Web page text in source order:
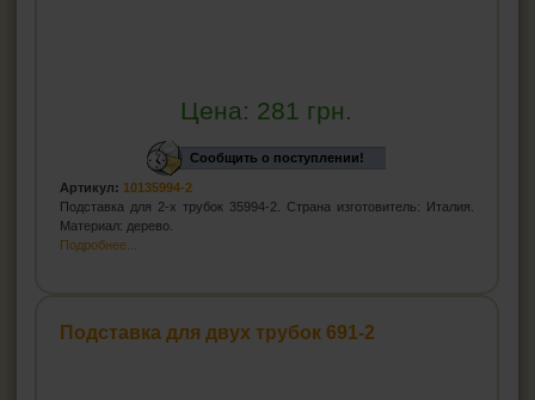
Цена: 281 грн.
Сообщить о поступлении!
Артикул: 10135994-2
Подставка для 2-х трубок 35994-2. Страна изготовитель: Италия.
Материал: дерево.
Подробнее...
Подставка для двух трубок 691-2